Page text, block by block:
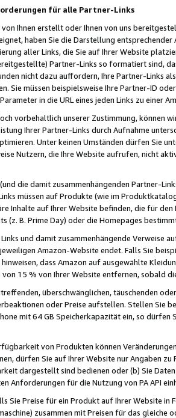
für alle Partner-Links
Ihnen erstellt oder Ihnen von uns
haben Sie die Darstellung
aller Links, die Sie auf Ihrer Website
Partner-Links so formatiert sind,
nicht dazu auffordern, Ihre Partner-Links
Sie müssen beispielsweise Ihre Partner-ID
in die URL eines jeden Links zu einer
vorbehaltlich unserer Zustimmung, können
Ihrer Partner-Links durch Aufnahme
Unter keinen Umständen dürfen Sie
Nutzern, die Ihre Website aufrufen, nicht
die damit zusammenhängenden Partner-
müssen auf Produkte (wie im
Inhalte auf Ihrer Website befinden, die für
(z. B. Prime Day) oder die Homepages
Links und damit zusammenhängende
Amazon-Website endet. Falls Sie
dass Amazon auf ausgewählte
von 15 % von Ihrer Website entfernen, sobald
überschwänglichen, täuschenden
oder Preise aufstellen. Stellen Sie
mit 64 GB Speicherkapazität ein, so dürfen
von Produkten können
dürfen Sie auf Ihrer Website nur Angaben
dargestellt sind bedienen oder (b) Sie
Anforderungen für die Nutzung von PA API
Sie Preise für ein Produkt auf Ihrer Website
zusammen mit Preisen für das